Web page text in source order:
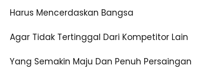
Harus Mencerdaskan Bangsa
Agar Tidak Tertinggal Dari Kompetitor Lain
Yang Semakin Maju Dan Penuh Persaingan